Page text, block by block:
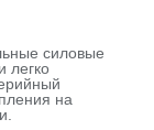
силовые
легко
на